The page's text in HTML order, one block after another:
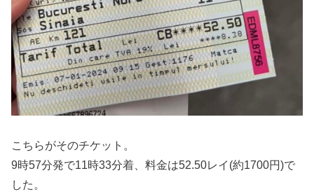
こちらがそのチケット。
9時57分発で11時33分着、料金は52.50レイ(約1700円)で
した。